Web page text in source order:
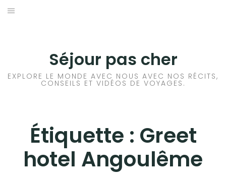
Aller
Séjour pas cher
EXPLORE LE MONDE AVEC NOUS AVEC NOS RÉCITS,
CONSEILS ET VIDÉOS DE VOYAGES.
Étiquette : Greet
hotel Angoulême
HÔTEL
RANDONNÉE
TRANSPORTS